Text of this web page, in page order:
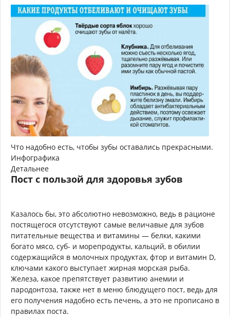
Что надобно есть, чтобы зубы оставались прекрасными.
Инфографика
Детальнее
Пост с пользой для здоровья зубов
Казалось бы, это абсолютно невозможно, ведь в рационе
постящегося отсутствуют самые величавые для зубов
питательные вещества и витамины — белки, какими
богато мясо, суб- и морепродукты, кальций, в обилии
содержащийся в молочных продуктах, фтор и витамин D,
ключами какого выступает жирная морская рыба.
Железа, какое препятствует развитию анемии и
пародонтоза, также нет в меню блюдущего пост, ведь для
его получения надобно есть печень, а это не прописано в
правилах поста.